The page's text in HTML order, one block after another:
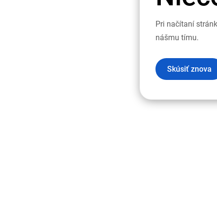
Pri načítaní
nášmu tímu.
Skúsiť znova